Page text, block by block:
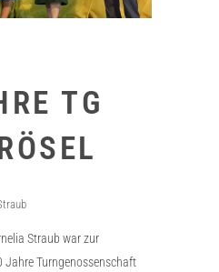
TG
Straub war zur
Jahre Turngenossenschaft